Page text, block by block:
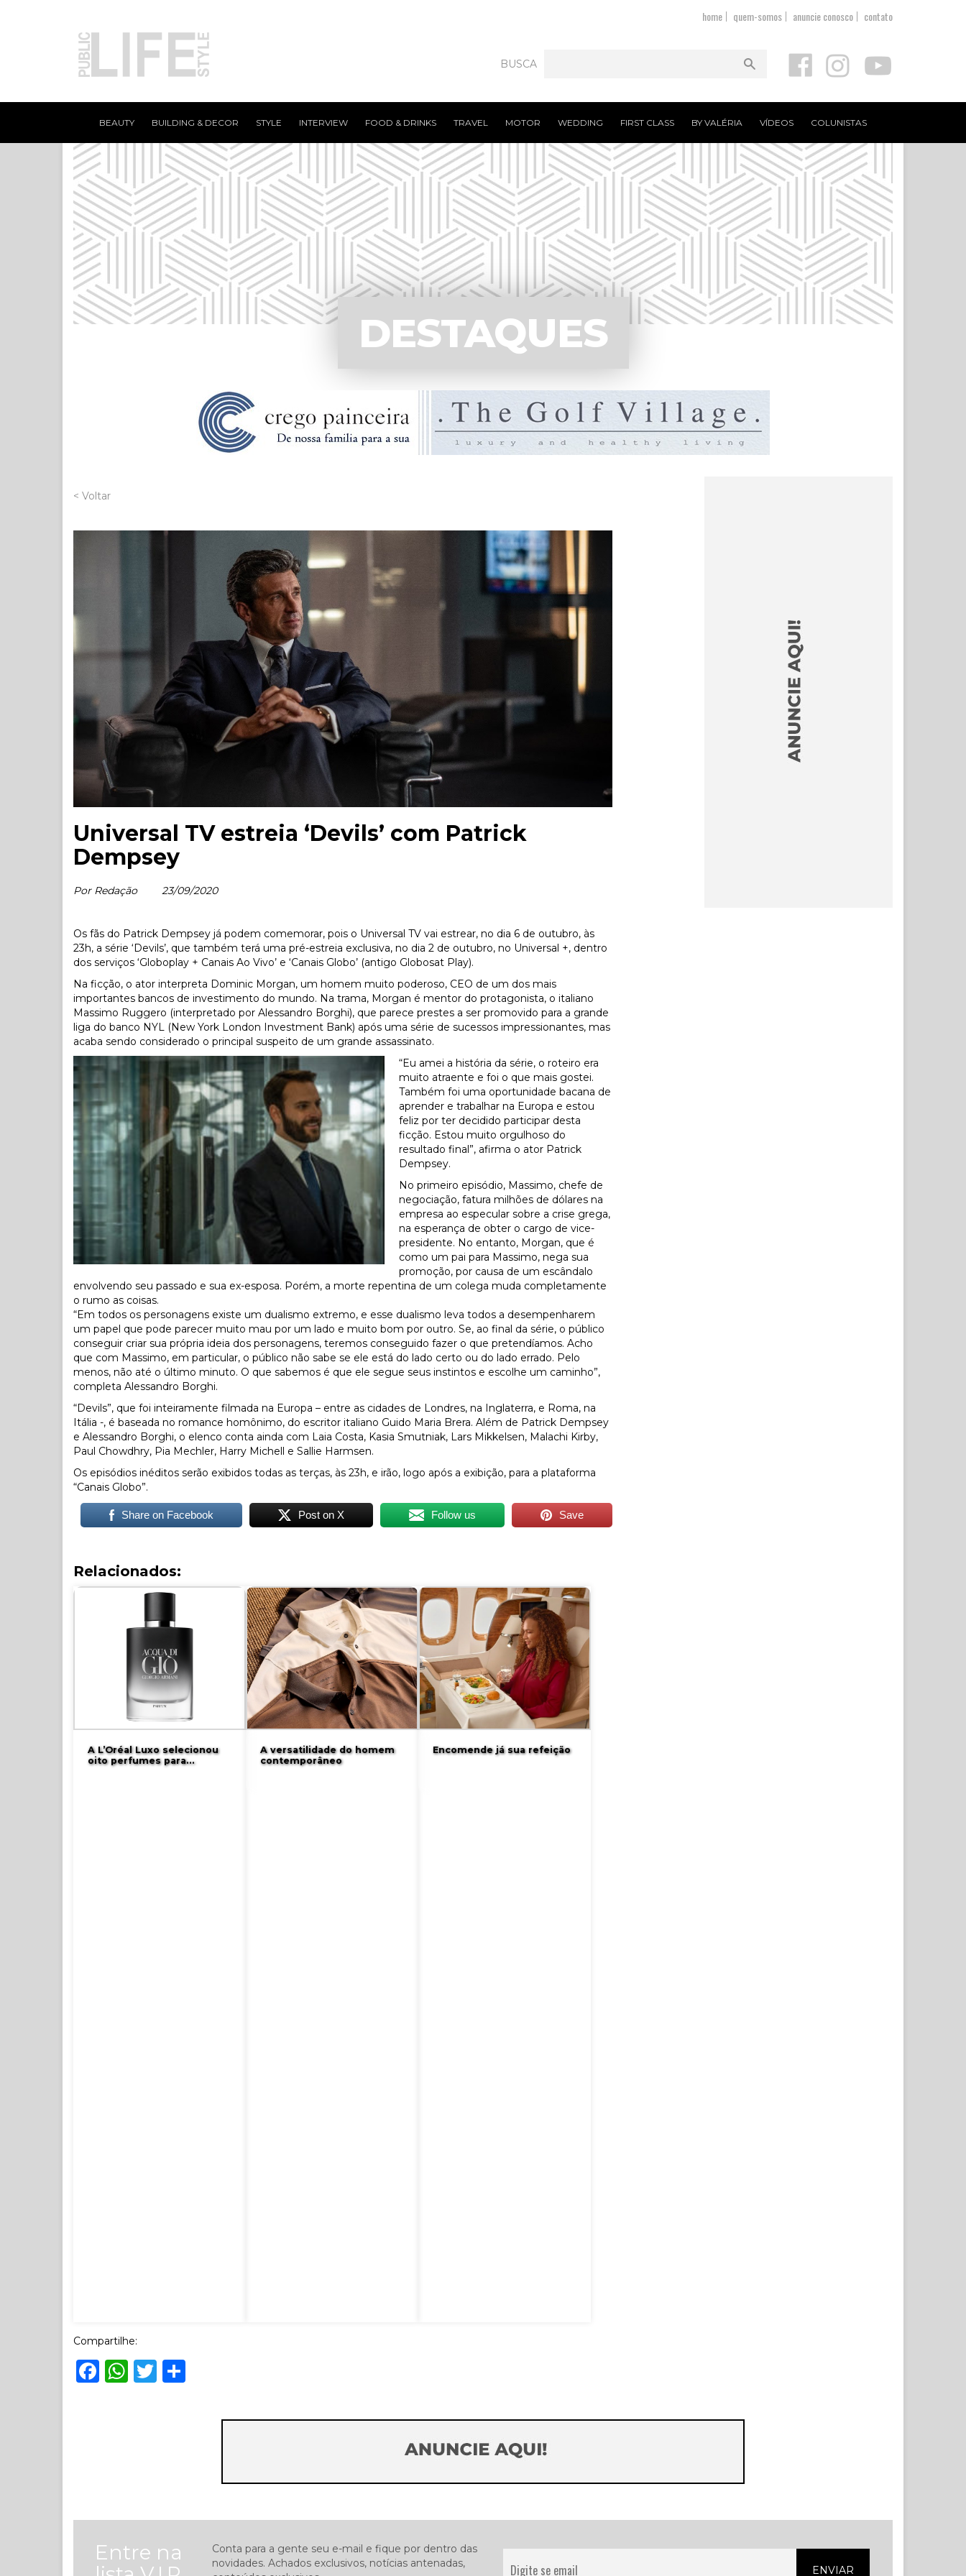
home quem-somos anuncie conosco contato
BUSCA
BEAUTY BUILDING & DECOR STYLE INTERVIEW FOOD & DRINKS TRAVEL MOTOR WEDDING FIRST CLASS BY VALÉRIA VÍDEOS COLUNISTAS
DESTAQUES
< Voltar
Universal TV estreia ‘Devils’ com Patrick
Dempsey
Por Redação 23/09/2020
Os fãs do Patrick Dempsey já podem comemorar, pois o Universal TV vai estrear, no dia 6 de outubro, às
23h, a série ‘Devils’, que também terá uma pré-estreia exclusiva, no dia 2 de outubro, no Universal +, dentro
dos serviços ‘Globoplay + Canais Ao Vivo’ e ‘Canais Globo’ (antigo Globosat Play).
Na ficção, o ator interpreta Dominic Morgan, um homem muito poderoso, CEO de um dos mais
importantes bancos de investimento do mundo. Na trama, Morgan é mentor do protagonista, o italiano
Massimo Ruggero (interpretado por Alessandro Borghi), que parece prestes a ser promovido para a grande
liga do banco NYL (New York London Investment Bank) após uma série de sucessos impressionantes, mas
acaba sendo considerado o principal suspeito de um grande assassinato.
“Eu amei a história da série, o roteiro era
muito atraente e foi o que mais gostei.
Também foi uma oportunidade bacana de
aprender e trabalhar na Europa e estou
feliz por ter decidido participar desta
ficção. Estou muito orgulhoso do
resultado final”, afirma o ator Patrick
Dempsey.
No primeiro episódio, Massimo, chefe de
negociação, fatura milhões de dólares na
empresa ao especular sobre a crise grega,
na esperança de obter o cargo de vice-
presidente. No entanto, Morgan, que é
como um pai para Massimo, nega sua
promoção, por causa de um escândalo
envolvendo seu passado e sua ex-esposa. Porém, a morte repentina de um colega muda completamente
o rumo as coisas.
“Em todos os personagens existe um dualismo extremo, e esse dualismo leva todos a desempenharem
um papel que pode parecer muito mau por um lado e muito bom por outro. Se, ao final da série, o público
conseguir criar sua própria ideia dos personagens, teremos conseguido fazer o que pretendíamos. Acho
que com Massimo, em particular, o público não sabe se ele está do lado certo ou do lado errado. Pelo
menos, não até o último minuto. O que sabemos é que ele segue seus instintos e escolhe um caminho”,
completa Alessandro Borghi.
“Devils”, que foi inteiramente filmada na Europa – entre as cidades de Londres, na Inglaterra, e Roma, na
Itália -, é baseada no romance homônimo, do escritor italiano Guido Maria Brera. Além de Patrick Dempsey
e Alessandro Borghi, o elenco conta ainda com Laia Costa, Kasia Smutniak, Lars Mikkelsen, Malachi Kirby,
Paul Chowdhry, Pia Mechler, Harry Michell e Sallie Harmsen.
Os episódios inéditos serão exibidos todas as terças, às 23h, e irão, logo após a exibição, para a plataforma
“Canais Globo”.
Share on Facebook Post on X Follow us Save
Relacionados:
A L’Oréal Luxo selecionou
oito perfumes para…
A versatilidade do homem
contemporâneo
Encomende já sua refeição
Compartilhe:
Facebook
WhatsApp
Twitter
Entre na
Conta para a gente seu e-mail e fique por dentro das
novidades. Achados exclusivos, notícias antenadas,